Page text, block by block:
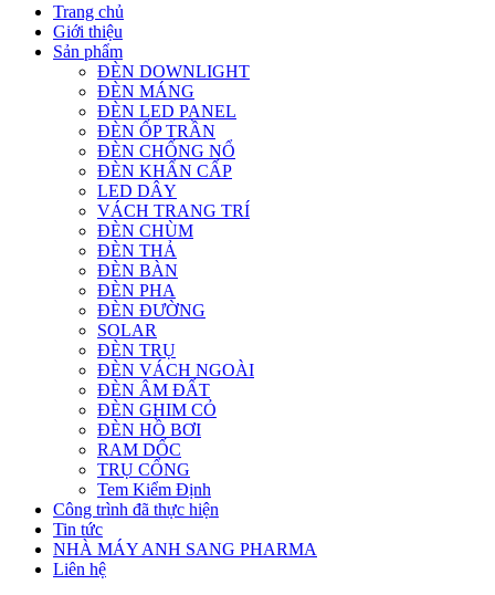
Trang chủ
Giới thiệu
Sản phẩm
ĐÈN DOWNLIGHT
ĐÈN MÁNG
ĐÈN LED PANEL
ĐÈN ỐP TRẦN
ĐÈN CHỐNG NỔ
ĐÈN KHẨN CẤP
LED DÂY
VÁCH TRANG TRÍ
ĐÈN CHÙM
ĐÈN THẢ
ĐÈN BÀN
ĐÈN PHA
ĐÈN ĐƯỜNG
SOLAR
ĐÈN TRỤ
ĐÈN VÁCH NGOÀI
ĐÈN ÂM ĐẤT
ĐÈN GHIM CỎ
ĐÈN HỒ BƠI
RAM DỐC
TRỤ CỔNG
Tem Kiểm Định
Công trình đã thực hiện
Tin tức
NHÀ MÁY ANH SANG PHARMA
Liên hệ